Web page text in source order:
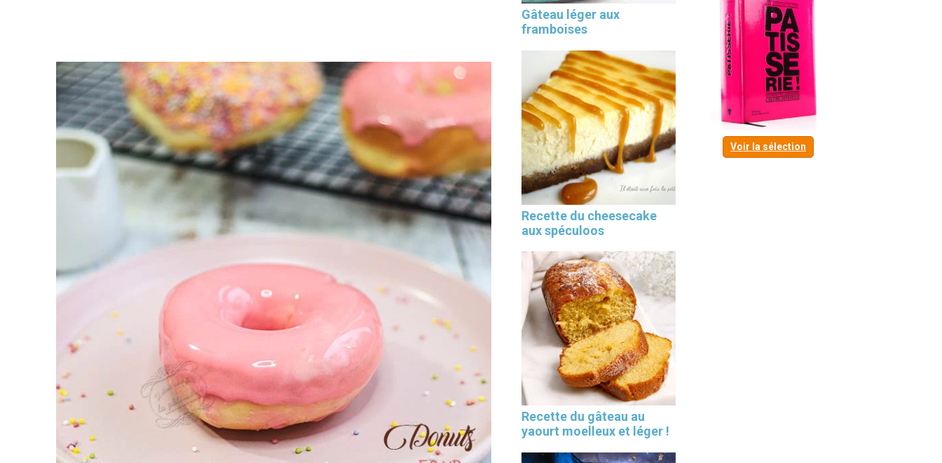
Gâteau léger aux
framboises
Recette du cheesecake
aux spéculoos
Recette du gâteau au
yaourt moelleux et léger !
Voir la sélection
EN PÂTISSERIE